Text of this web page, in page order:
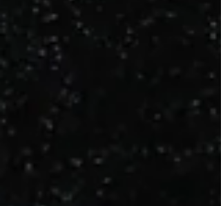
series demuestran que el anime puede
ser el formato ideal para trasladar la
esencia de algunos de los videojuegos
más populares. Castlevania Inspirada en
la legendaria sag